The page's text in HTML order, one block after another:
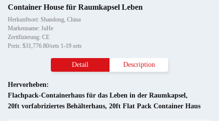
Container House für Raumkapsel Leben
Herkunftsort: Shandong, China
Markenname: JuHe
Zertifizierung: CE
Preis: $31,776.80/sets 1-19 sets
Detail Description
Hervorheben:
Flachpack-Containerhaus für das Leben in der Raumkapsel,
20ft vorfabriziertes Behälterhaus, 20ft Flat Pack Container Haus